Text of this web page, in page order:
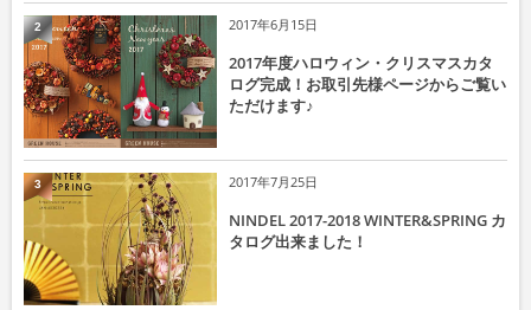
2017年6月15日
2017年度ハロウィン・クリスマスカタ
ログ完成！お取引先様ページからご覧い
ただけます♪
2
2017年7月25日
NINDEL 2017-2018 WINTER&SPRING カ
タログ出来ました！
3